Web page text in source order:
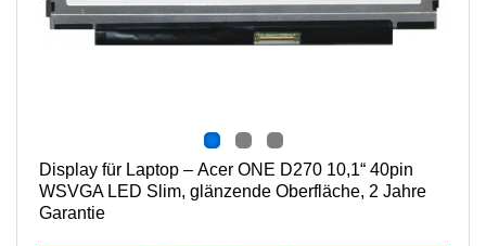
Display für Laptop – Acer ONE D270 10,1“ 40pin
WSVGA LED Slim, glänzende Oberfläche, 2 Jahre
Garantie